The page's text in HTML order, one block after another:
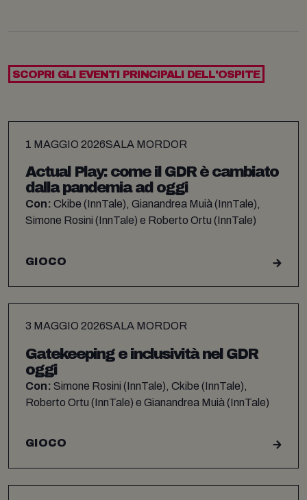
SCOPRI GLI EVENTI PRINCIPALI DELL'OSPITE
1 MAGGIO 2026SALA MORDOR
Actual Play: come il GDR è cambiato
dalla pandemia ad oggi
Con: Ckibe (InnTale), Gianandrea Muià (InnTale),
Simone Rosini (InnTale) e Roberto Ortu (InnTale)
GIOCO
3 MAGGIO 2026SALA MORDOR
Gatekeeping e inclusività nel GDR
oggi
Con: Simone Rosini (InnTale), Ckibe (InnTale),
Roberto Ortu (InnTale) e Gianandrea Muià (InnTale)
GIOCO